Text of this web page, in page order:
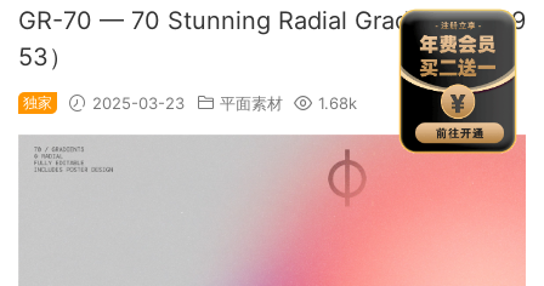
GR-70 — 70 Stunning Radial Gradients（119
53）
独家 2025-03-23 平面素材 1.68k